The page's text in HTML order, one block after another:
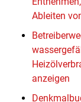
Ableiten
anzeigen